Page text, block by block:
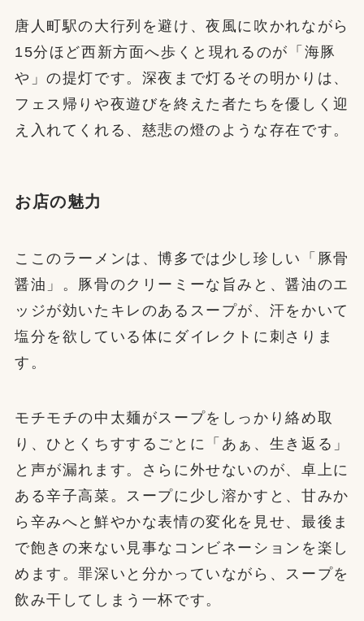
唐人町駅の大行列を避け、夜風に吹かれながら
15分ほど西新方面へ歩くと現れるのが「海豚
や」の提灯です。深夜まで灯るその明かりは、
フェス帰りや夜遊びを終えた者たちを優しく迎
え入れてくれる、慈悲の燈のような存在です。
お店の魅力
ここのラーメンは、博多では少し珍しい「豚骨
醤油」。豚骨のクリーミーな旨みと、醤油のエ
ッジが効いたキレのあるスープが、汗をかいて
塩分を欲している体にダイレクトに刺さりま
す。
モチモチの中太麺がスープをしっかり絡め取
り、ひとくちすするごとに「あぁ、生き返る」
と声が漏れます。さらに外せないのが、卓上に
ある辛子高菜。スープに少し溶かすと、甘みか
ら辛みへと鮮やかな表情の変化を見せ、最後ま
で飽きの来ない見事なコンビネーションを楽し
めます。罪深いと分かっていながら、スープを
飲み干してしまう一杯です。